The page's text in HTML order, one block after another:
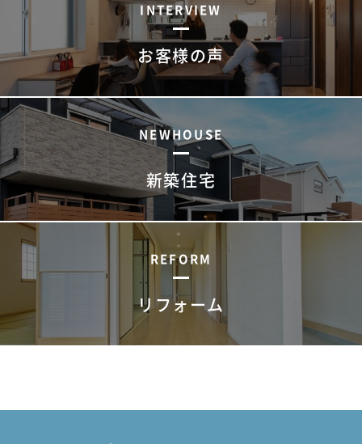
INTERVIEW
お客様の声
NEWHOUSE
新築住宅
REFORM
リフォーム